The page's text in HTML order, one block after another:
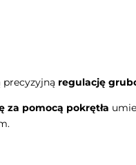
precyzyjną regulację
za pomocą pokrętła